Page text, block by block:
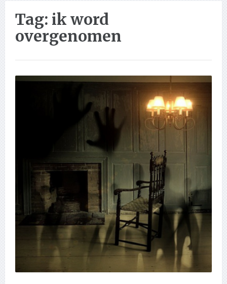
Tag: ik word
overgenomen